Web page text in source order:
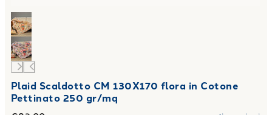
Plaid Scaldotto CM 130X170 flora in Cotone
Pettinato 250 gr/mq